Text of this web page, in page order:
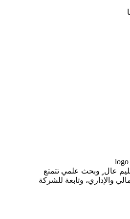
عال ٍ وبحث علمي تتمتع
والإداري، وتابعة للشركة